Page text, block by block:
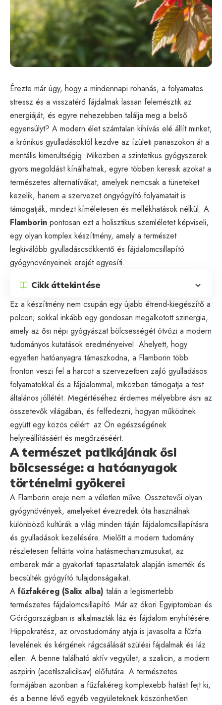
Érezte már úgy, hogy a mindennapi rohanás, a folyamatos
stressz és a visszatérő fájdalmak lassan felemésztik az
energiáját, és egyre nehezebben találja meg a belső
egyensúlyt? A modern élet számtalan kihívás elé állít minket,
a krónikus gyulladásoktól kezdve az ízületi panaszokon át a
mentális kimerültségig. Miközben a szintetikus gyógyszerek
gyors megoldást kínálhatnak, egyre többen keresik azokat a
természetes alternatívákat, amelyek nemcsak a tüneteket
kezelik, hanem a szervezet öngyógyító folyamatait is
támogatják, mindezt kíméletesen és mellékhatások nélkül. A
Flamborin pontosan ezt a holisztikus szemléletet képviseli,
egy olyan komplex készítmény, amely a természet
legkiválóbb gyulladáscsökkentő és fájdalomcsillapító
gyógynövényeinek erejét egyesíti.
Cikk áttekintése
Ez a készítmény nem csupán egy újabb étrend-kiegészítő a
polcon; sokkal inkább egy gondosan megalkotott szinergia,
amely az ősi népi gyógyászat bölcsességét ötvözi a modern
tudományos kutatások eredményeivel. Ahelyett, hogy
egyetlen hatóanyagra támaszkodna, a Flamborin több
fronton veszi fel a harcot a szervezetben zajló gyulladásos
folyamatokkal és a fájdalommal, miközben támogatja a test
általános jóllétét. Megértéséhez érdemes mélyebbre ásni az
összetevők világában, és felfedezni, hogyan működnek
együtt egy közös célért: az Ön egészségének
helyreállításáért és megőrzéséért.
A természet patikájának ősi
bölcsessége: a hatóanyagok
történelmi gyökerei
A Flamborin ereje nem a véletlen műve. Összetevői olyan
gyógynövények, amelyeket évezredek óta használnak
különböző kultúrák a világ minden táján fájdalomcsillapításra
és gyulladások kezelésére. Mielőtt a modern tudomány
részletesen feltárta volna hatásmechanizmusukat, az
emberek már a gyakorlati tapasztalatok alapján ismerték és
becsülték gyógyító tulajdonságaikat.
A fűzfakéreg (Salix alba) talán a legismertebb
természetes fájdalomcsillapító. Már az ókori Egyiptomban és
Görögországban is alkalmazták láz és fájdalom enyhítésére.
Hippokratész, az orvostudomány atyja is javasolta a fűzfa
levelének és kérgének rágcsálását szülési fájdalmak és láz
ellen. A benne található aktív vegyület, a szalicin, a modern
aszpirin (acetilszalicilsav) előfutára. A természetes
formájában azonban a fűzfakéreg komplexebb hatást fejt ki,
és a benne lévő egyéb vegyületeknek köszönhetően